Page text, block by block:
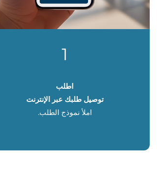
1
اطلب
توصيل طلبك عبر الإنترنت
املأ نموذج الطلب.